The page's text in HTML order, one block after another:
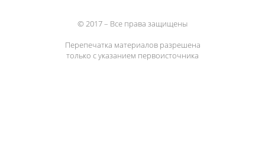
© 2017 – Все права защищены
Перепечатка материалов разрешена
только с указанием первоисточника